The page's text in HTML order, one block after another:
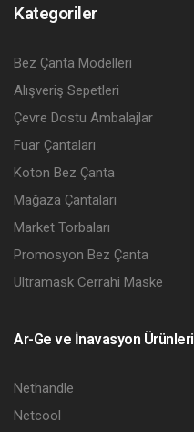
Ar-Ge ve İnavasyon Ürünleri
Nethandle
Netcool
Kategoriler
Bez Çanta Modelleri
Alışveriş Sepetleri
Çevre Dostu Ambalajlar
Fuar Çantaları
Koton Bez Çanta
Mağaza Çantaları
Market Torbaları
Promosyon Bez Çanta
Ultramask Cerrahi Maske